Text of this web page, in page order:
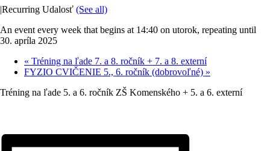
|Recurring Udalosť (See all)
An event every week that begins at 14:40 on utorok, repeating until
30. apríla 2025
« Tréning na ľade 7. a 8. ročník + 7. a 8. externí
FYZIO CVIČENIE 5., 6. ročník (dobrovoľné) »
Tréning na ľade 5. a 6. ročník ZŠ Komenského + 5. a 6. externí